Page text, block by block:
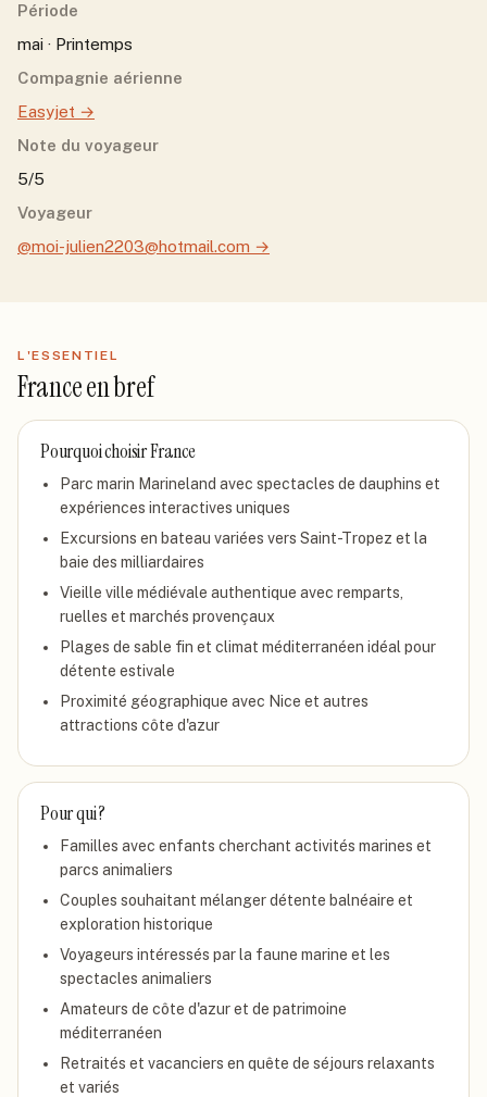
Période
mai · Printemps
Compagnie aérienne
Easyjet →
Note du voyageur
5/5
Voyageur
@moi-julien2203@hotmail.com →
L'ESSENTIEL
Franceen bref
Pourquoi choisirFrance
Parc marin Marineland avec spectacles de dauphins et
expériences interactives uniques
Excursions en bateau variées vers Saint-Tropez et la
baie des milliardaires
Vieille ville médiévale authentique avec remparts,
ruelles et marchés provençaux
Plages de sable fin et climat méditerranéen idéal pour
détente estivale
Proximité géographique avec Nice et autres
attractions côte d'azur
Pour qui ?
Familles avec enfants cherchant activités marines et
parcs animaliers
Couples souhaitant mélanger détente balnéaire et
exploration historique
Voyageurs intéressés par la faune marine et les
spectacles animaliers
Amateurs de côte d'azur et de patrimoine
méditerranéen
Retraités et vacanciers en quête de séjours relaxants
et variés